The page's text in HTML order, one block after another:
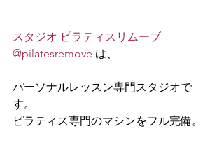
スタジオ ピラティスリムーブ
@pilatesremove は、
パーソナルレッスン専門スタジオで
す。
ピラティス専門のマシンをフル完備。